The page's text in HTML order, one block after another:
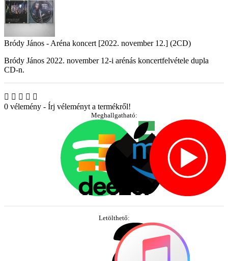
Bródy János - Aréna koncert [2022. november 12.] (2CD)
Bródy János 2022. november 12-i arénás koncertfelvétele dupla
CD-n.
0 vélemény - Írj véleményt a termékről!
Meghallgatható:
Letölthető: